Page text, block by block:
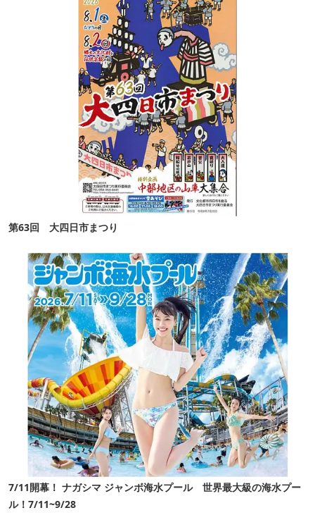
第63回 大四日市まつり
7/11開幕！ ナガシマ ジャンボ海水プール 世界最大級の海水プー
ル！7/11~9/28